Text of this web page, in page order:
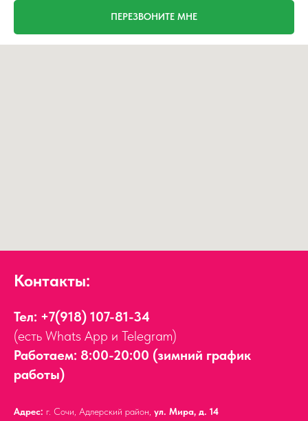
ПЕРЕЗВОНИТЕ МНЕ
Контакты:
Тел: +7(918) 107-81-34
(есть Whats App и Telegram)
Работаем: 8:00-20:00 (зимний график
работы)
Адрес: г. Сочи, Адлерский район, ул. Мира, д. 14